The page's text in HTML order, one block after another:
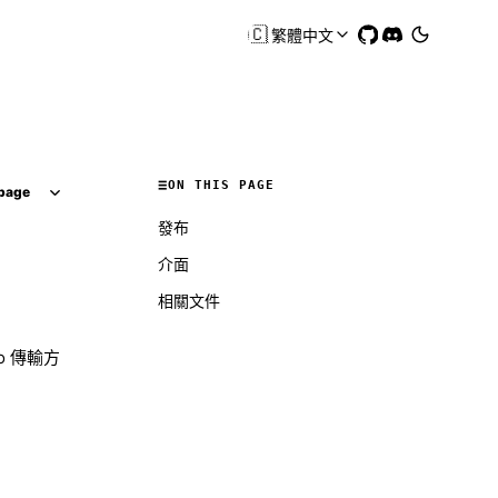
🇨🇳繁體中文
傳輸方
ON THIS PAGE
發布
介面
相關文件